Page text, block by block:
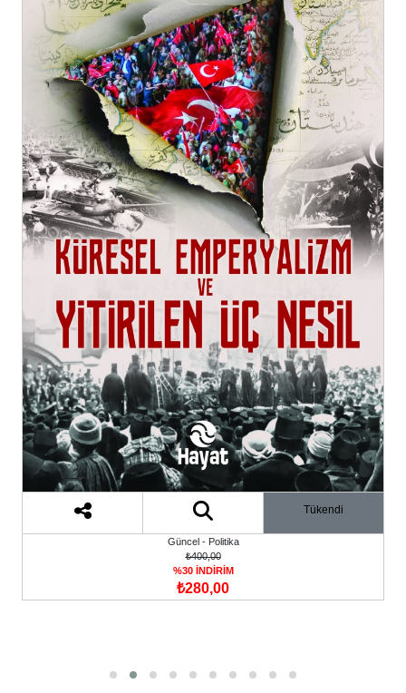
Tükendi
Güncel - Politika
₺400,00
%30 İNDİRİM
₺280,00